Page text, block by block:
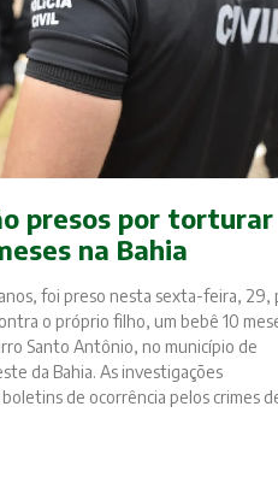
presos por torturar
na Bahia
foi preso nesta sexta-feira, 29,
o próprio filho, um bebê 10
Santo Antônio, no município de
da Bahia. As investigações
de ocorrência pelos crimes